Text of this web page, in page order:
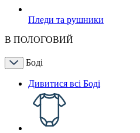
Пледи та рушники
В ПОЛОГОВИЙ
Боді
Дивитися всі Боді